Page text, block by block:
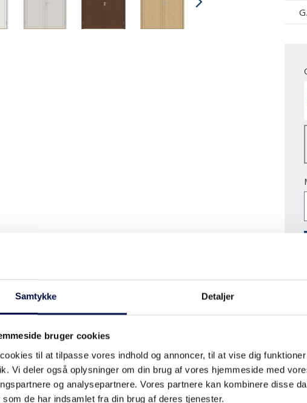
Samtykke Detaljer
bruger cookies
til at tilpasse vores indhold og annoncer, til at vise dig
Vi deler også oplysninger om din brug af vores hjemmeside med
og analysepartnere. Vores partnere kan kombinere disse
som de har indsamlet fra din brug af deres tjenester.
EGENSKABER